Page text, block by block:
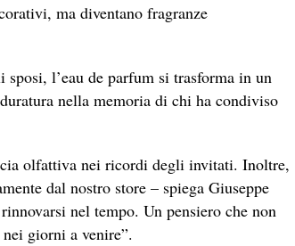
ma diventano fragranze
l’eau de parfum si trasforma in un
nella memoria di chi ha condiviso
olfattiva nei ricordi degli invitati. Inoltre,
dal nostro store – spiega Giuseppe
nel tempo. Un pensiero che non
giorni a venire”.